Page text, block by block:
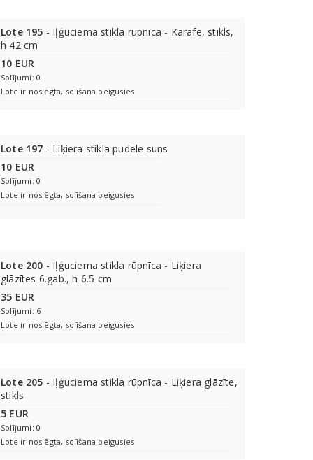
Lote 195 - Iļģuciema stikla rūpnīca - Karafe, stikls,
h 42 cm
10 EUR
Solījumi: 0
Lote ir noslēgta, solīšana beigusies
Lote 197 - Liķiera stikla pudele suns
10 EUR
Solījumi: 0
Lote ir noslēgta, solīšana beigusies
Lote 200 - Iļģuciema stikla rūpnīca - Liķiera
glāzītes 6.gab., h 6.5 cm
35 EUR
Solījumi: 6
Lote ir noslēgta, solīšana beigusies
Lote 205 - Iļģuciema stikla rūpnīca - Liķiera glāzīte,
stikls
5 EUR
Solījumi: 0
Lote ir noslēgta, solīšana beigusies